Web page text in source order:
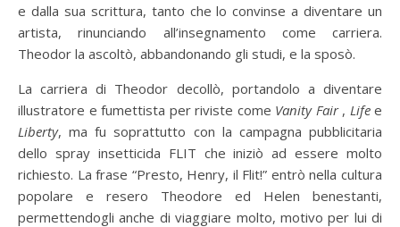
e dalla sua scrittura, tanto che lo convinse a diventare un
artista, rinunciando all’insegnamento come carriera.
Theodor la ascoltò, abbandonando gli studi, e la sposò.
La carriera di Theodor decollò, portandolo a diventare
illustratore e fumettista per riviste come Vanity Fair, Lifee
Liberty, ma fu soprattutto con la campagna pubblicitaria
dello spray insetticida FLIT che iniziò ad essere molto
richiesto. La frase “Presto, Henry, il Flit!” entrò nella cultura
popolare e resero Theodore ed Helen benestanti,
permettendogli anche di viaggiare molto, motivo per lui di